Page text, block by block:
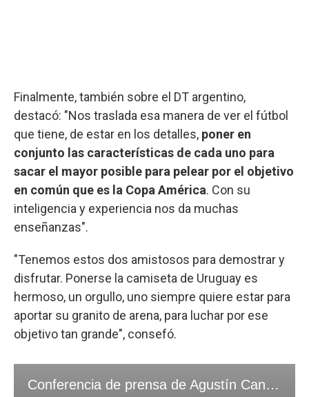
Finalmente, también sobre el DT argentino,
destacó: "Nos traslada esa manera de ver el fútbol
que tiene, de estar en los detalles, poner en
conjunto las características de cada uno para
sacar el mayor posible para pelear por el objetivo
en común que es la Copa América. Con su
inteligencia y experiencia nos da muchas
enseñanzas".
"Tenemos estos dos amistosos para demostrar y
disfrutar. Ponerse la camiseta de Uruguay es
hermoso, un orgullo, uno siempre quiere estar para
aportar su granito de arena, para luchar por ese
objetivo tan grande", consefó.